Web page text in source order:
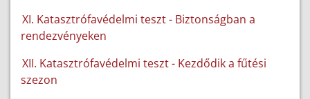
XI. Katasztrófavédelmi teszt- Biztonságban a
rendezvényeken
XII. Katasztrófavédelmi teszt - Kezdődik a fűtési
szezon